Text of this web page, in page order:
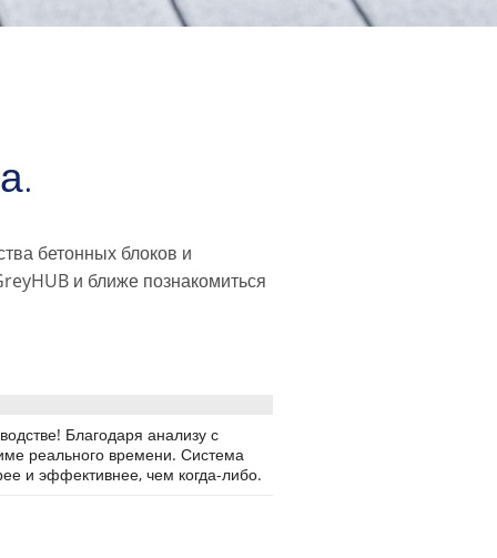
бетонных блоков и
и ближе познакомиться
Благодаря анализу с
реального времени. Система
и эффективнее, чем когда-либо.